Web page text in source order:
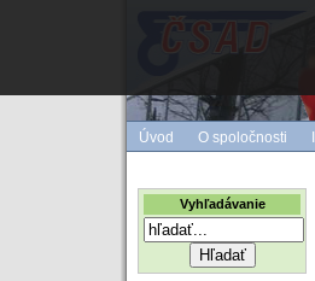
Úvod O spoločnosti
Vyhľadávanie